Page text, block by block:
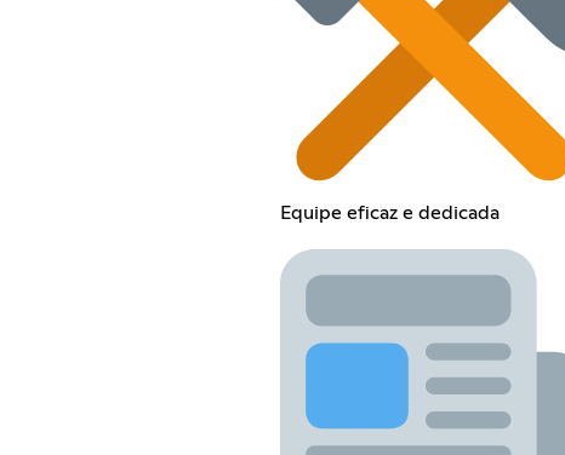
Equipe eficaz e dedicada